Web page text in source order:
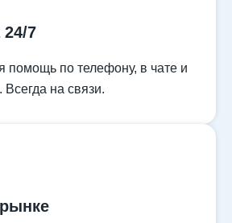
7
помощь по телефону, в чате и
на связи.